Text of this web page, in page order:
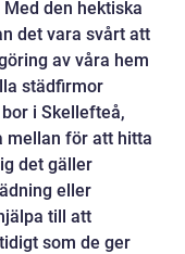
den hektiska
det vara svårt att
av våra hem
städfirmor
i Skellefteå,
mellan för att hitta
det gäller
eller
till att
som de ger